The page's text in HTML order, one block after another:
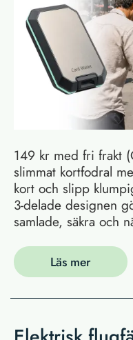
149 kr med fri frakt
slimmat kortfodral
kort och slipp
3-delade designen
samlade, säkra och
Läs mer